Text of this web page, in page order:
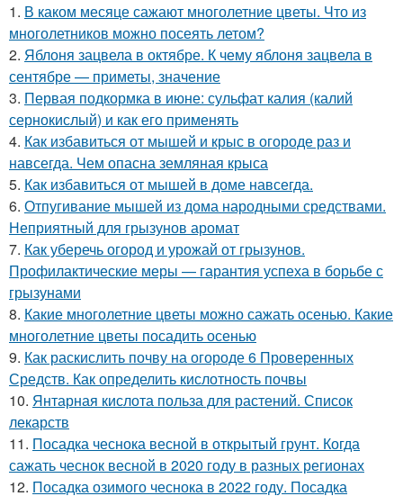
1. В каком месяце сажают многолетние цветы. Что из
многолетников можно посеять летом?
2. Яблоня зацвела в октябре. К чему яблоня зацвела в
сентябре — приметы, значение
3. Первая подкормка в июне: сульфат калия (калий
сернокислый) и как его применять
4. Как избавиться от мышей и крыс в огороде раз и
навсегда. Чем опасна земляная крыса
5. Как избавиться от мышей в доме навсегда.
6. Отпугивание мышей из дома народными средствами.
Неприятный для грызунов аромат
7. Как уберечь огород и урожай от грызунов.
Профилактические меры — гарантия успеха в борьбе с
грызунами
8. Какие многолетние цветы можно сажать осенью. Какие
многолетние цветы посадить осенью
9. Как раскислить почву на огороде 6 Проверенных
Средств. Как определить кислотность почвы
10. Янтарная кислота польза для растений. Список
лекарств
11. Посадка чеснока весной в открытый грунт. Когда
сажать чеснок весной в 2020 году в разных регионах
12. Посадка озимого чеснока в 2022 году. Посадка